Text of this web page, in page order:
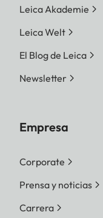
Leica Akademie
Leica Welt
El Blog de Leica
Newsletter
Empresa
Corporate
Prensa y noticias
Carrera